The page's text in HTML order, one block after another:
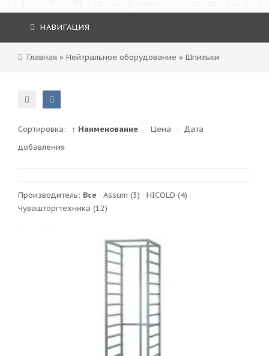
НАВИГАЦИЯ
Главная » Нейтральное оборудование » Шпильки
Сортировка: ↑ Наименование · Цена ·
Дата
добавления
Производитель: Все · Assum (3) · HICOLD (4) ·
Чувашторгтехника (12)